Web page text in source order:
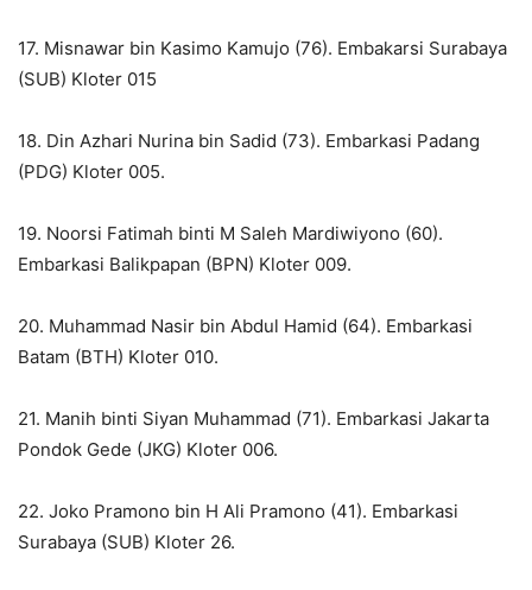
17. Misnawar bin Kasimo Kamujo (76). Embakarsi Surabaya
(SUB) Kloter 015
18. Din Azhari Nurina bin Sadid (73). Embarkasi Padang
(PDG) Kloter 005.
19. Noorsi Fatimah binti M Saleh Mardiwiyono (60).
Embarkasi Balikpapan (BPN) Kloter 009.
20. Muhammad Nasir bin Abdul Hamid (64). Embarkasi
Batam (BTH) Kloter 010.
21. Manih binti Siyan Muhammad (71). Embarkasi Jakarta
Pondok Gede (JKG) Kloter 006.
22. Joko Pramono bin H Ali Pramono (41). Embarkasi
Surabaya (SUB) Kloter 26.